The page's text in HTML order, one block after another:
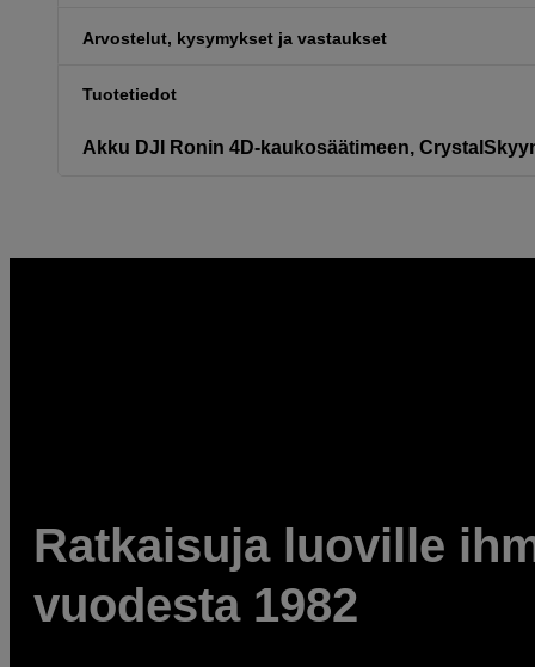
Arvostelut, kysymykset ja vastaukset
Tuotetiedot
Akku DJI Ronin 4D-kaukosäätimeen,
Ratkaisuja luoville
vuodesta 1982